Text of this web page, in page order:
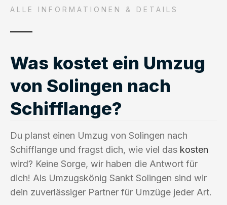
ALLE INFORMATIONEN & DETAILS
Was kostet ein Umzug
von Solingen nach
Schifflange?
Du planst einen Umzug von Solingen nach
Schifflange und fragst dich, wie viel das kosten
wird? Keine Sorge, wir haben die Antwort für
dich! Als Umzugskönig Sankt Solingen sind wir
dein zuverlässiger Partner für Umzüge jeder Art.